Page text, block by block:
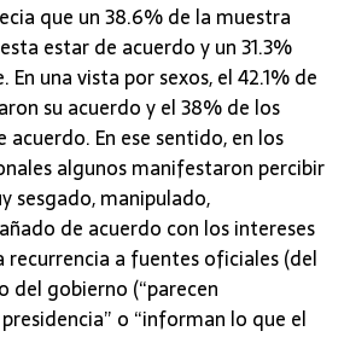
que un 38.6% de la muestra
estar de acuerdo y un 31.3%
una vista por sexos, el 42.1% de
su acuerdo y el 38% de los
En ese sentido, en los
algunos manifestaron percibir
sesgado, manipulado,
de acuerdo con los intereses
a fuentes oficiales (del
del gobierno (“parecen
o “informan lo que el